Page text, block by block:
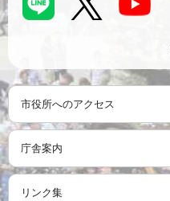
市役所へのアクセス
庁舎案内
リンク集